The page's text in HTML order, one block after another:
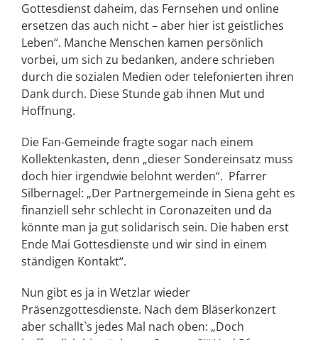
Gottesdienst daheim, das Fernsehen und online
ersetzen das auch nicht – aber hier ist geistliches
Leben“. Manche Menschen kamen persönlich
vorbei, um sich zu bedanken, andere schrieben
durch die sozialen Medien oder telefonierten ihren
Dank durch. Diese Stunde gab ihnen Mut und
Hoffnung.
Die Fan-Gemeinde fragte sogar nach einem
Kollektenkasten, denn „dieser Sondereinsatz muss
doch hier irgendwie belohnt werden“. Pfarrer
Silbernagel: „Der Partnergemeinde in Siena geht es
finanziell sehr schlecht in Coronazeiten und da
könnte man ja gut solidarisch sein. Die haben erst
Ende Mai Gottesdienste und wir sind in einem
ständigen Kontakt“.
Nun gibt es ja in Wetzlar wieder
Präsenzgottesdienste. Nach dem Bläserkonzert
aber schallt`s jedes Mal nach oben: „Doch